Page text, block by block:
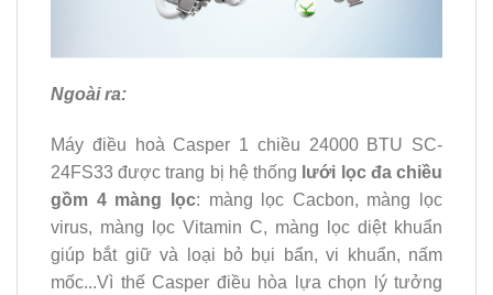
Ngoài ra:
Máy điều hoà Casper 1 chiều 24000 BTU SC-
24FS33 được trang bị hệ thống lưới lọc đa chiều
gồm 4 màng lọc: màng lọc Cacbon, màng lọc
virus, màng lọc Vitamin C, màng lọc diệt khuẩn
giúp bắt giữ và loại bỏ bụi bẩn, vi khuẩn, nấm
mốc...Vì thế Casper điều hòa lựa chọn lý tưởng